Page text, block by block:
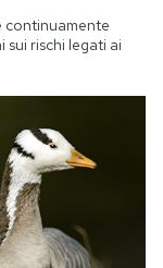
continuamente
rischi legati ai